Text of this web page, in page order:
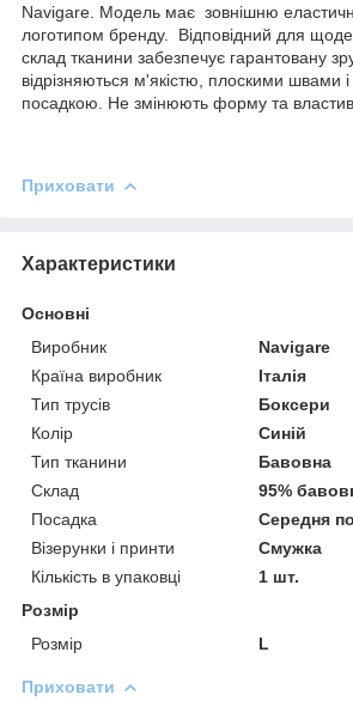
Navigare. Модель має зовнішню
логотипом бренду. Відповідний для
склад тканини забезпечує гарантовану
відрізняються м'якістю, плоскими швами
посадкою. Не змінюють форму та
Приховати
Характеристики
Основні
Виробник
Navigare
Країна виробник
Італія
Тип трусів
Боксери
Колір
Синій
Тип тканини
Бавовна
Склад
95%
Посадка
Середня
Візерунки і принти
Смужка
Кількість в упаковці
1 шт.
Розмір
Розмір
L
Приховати